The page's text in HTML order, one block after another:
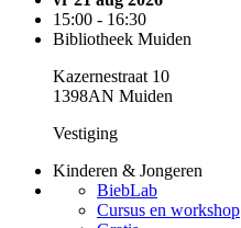
15:00 - 16:30
Bibliotheek Muiden
Kazernestraat 10
1398AN Muiden
Vestiging
Kinderen & Jongeren
BiebLab
Cursus en workshop